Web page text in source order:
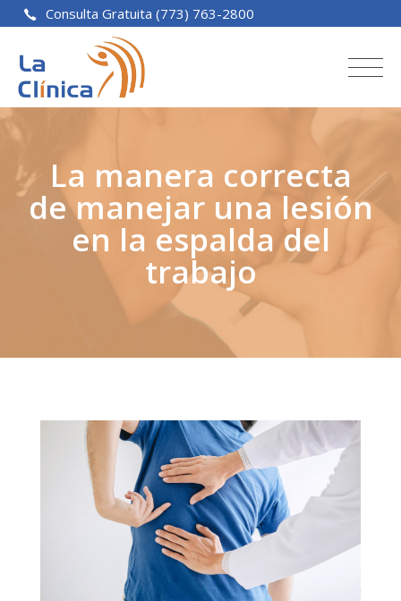
Consulta Gratuita (773) 763-2800
La manera correcta
de manejar una lesión
en la espalda del
trabajo